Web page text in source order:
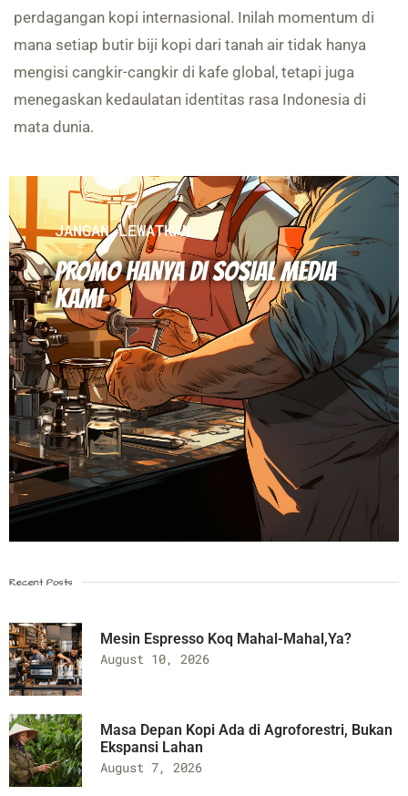
perdagangan kopi internasional. Inilah momentum di
mana setiap butir biji kopi dari tanah air tidak hanya
mengisi cangkir-cangkir di kafe global, tetapi juga
menegaskan kedaulatan identitas rasa Indonesia di
mata dunia.
JANGAN LEWATKAN
PROMO HANYA DI SOSIAL MEDIA
KAMI
Recent Posts
Mesin Espresso Koq Mahal-Mahal,Ya?
August 10, 2026
Masa Depan Kopi Ada di Agroforestri, Bukan
Ekspansi Lahan
August 7, 2026